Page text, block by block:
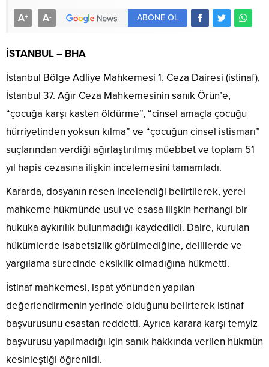
A+ A- ABONE OL
İSTANBUL – BHA
İstanbul Bölge Adliye Mahkemesi 1. Ceza Dairesi (istinaf),
İstanbul 37. Ağır Ceza Mahkemesinin sanık Örün’e,
“çocuğa karşı kasten öldürme”, “cinsel amaçla çocuğu
hürriyetinden yoksun kılma” ve “çocuğun cinsel istismarı”
suçlarından verdiği ağırlaştırılmış müebbet ve toplam 51
yıl hapis cezasına ilişkin incelemesini tamamladı.
Kararda, dosyanın resen incelendiği belirtilerek, yerel
mahkeme hükmünde usul ve esasa ilişkin herhangi bir
hukuka aykırılık bulunmadığı kaydedildi. Daire, kurulan
hükümlerde isabetsizlik görülmediğine, delillerde ve
yargılama sürecinde eksiklik olmadığına hükmetti.
İstinaf mahkemesi, ispat yönünden yapılan
değerlendirmenin yerinde olduğunu belirterek istinaf
başvurusunu esastan reddetti. Ayrıca karara karşı temyiz
başvurusu yapılmadığı için sanık hakkında verilen hükmün
kesinleştiği öğrenildi.